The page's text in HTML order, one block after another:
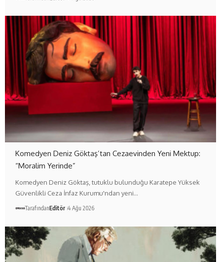
Komedyen Deniz Göktaş’tan Cezaevinden Yeni Mektup:
“Moralim Yerinde”
Komedyen Deniz Göktaş, tutuklu bulunduğu Karatepe Yüksek
Güvenlikli Ceza İnfaz Kurumu'ndan yeni…
TarafındanEditör 4 Ağu 2026